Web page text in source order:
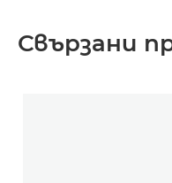
Свързани